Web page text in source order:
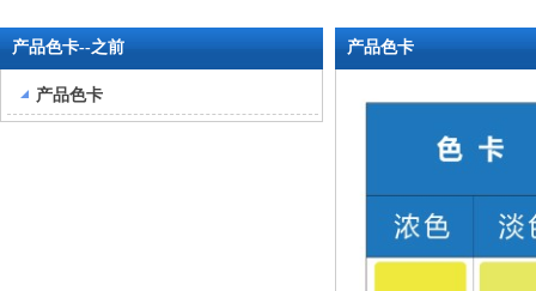
产品色卡--之前
产品色卡
产品色卡